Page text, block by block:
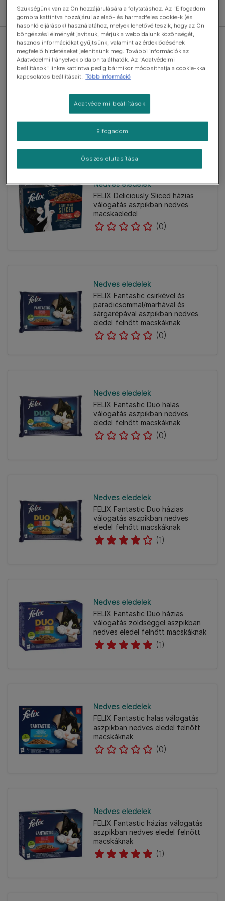
Szűrők
Nedves eledelek
válogatás aszpikban nedves
(0)
Nedves eledelek
FELIX Deliciously Sliced házias
válogatás aszpikban nedves
macskaeledel
(0)
Nedves eledelek
FELIX Fantastic csirkével és
paradicsommal/marhával és
sárgarépával aszpikban nedves
eledel felnőtt macskáknak
(0)
Nedves eledelek
FELIX Fantastic Duo halas
válogatás aszpikban nedves
eledel felnőtt macskáknak
(0)
Nedves eledelek
FELIX Fantastic Duo házias
válogatás aszpikban nedves
eledel felnőtt macskáknak
(1)
Nedves eledelek
FELIX Fantastic Duo házias
válogatás zöldséggel aszpikban
nedves eledel felnőtt macskáknak
(1)
Nedves eledelek
FELIX Fantastic halas válogatás
aszpikban nedves eledel felnőtt
macskáknak
(0)
Nedves eledelek
FELIX Fantastic házias válogatás
aszpikban nedves eledel felnőtt
macskáknak
(1)
Szükségünk van az Ön hozzájárulására a folytatáshoz. Az "Elfogadom"
gombra kattintva hozzájárul az első- és harmadfeles cookie-k (és
hasonló eljárások) használatához, melyek lehetővé teszik, hogy az Ön
böngészési élményét javítsuk, mérjük a weboldalunk közönségét,
hasznos információkat gyűjtsünk, valamint az érdeklődésének
megfelelő hirdetéseket jelenítsünk meg. További információk az
Adatvédelmi Irányelvek oldalon találhatók. Az "Adatvédelmi
beállítások" linkre kattintva pedig bármikor módosíthatja a cookie-kkal
kapcsolatos beállításait. Több információ
Adatvédelmi beállítások
Összes elutasítása
Elfogadom